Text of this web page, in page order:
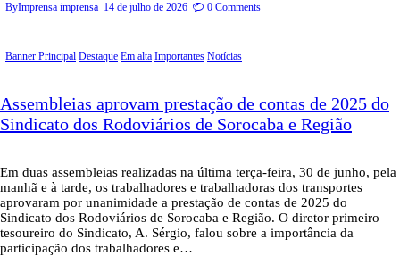
ByImprensa imprensa 14 de julho de 2026 0 Comments
Banner Principal Destaque Em alta Importantes Notícias
Assembleias aprovam prestação de contas de 2025 do
Sindicato dos Rodoviários de Sorocaba e Região
Em duas assembleias realizadas na última terça-feira, 30 de junho, pela
manhã e à tarde, os trabalhadores e trabalhadoras dos transportes
aprovaram por unanimidade a prestação de contas de 2025 do
Sindicato dos Rodoviários de Sorocaba e Região. O diretor primeiro
tesoureiro do Sindicato, A. Sérgio, falou sobre a importância da
participação dos trabalhadores e…